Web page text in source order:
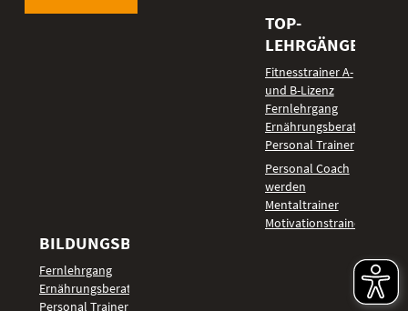
TOP-
LEHRGÄNGE
Fitnesstrainer A-
und B-Lizenz
Fernlehrgang
Ernährungsberater
Personal Trainer
Personal Coach
werden
Mentaltrainer
Motivationstrainer
BILDUNGSBEREICHE
Fernlehrgang
Ernährungsberater
Personal Trainer